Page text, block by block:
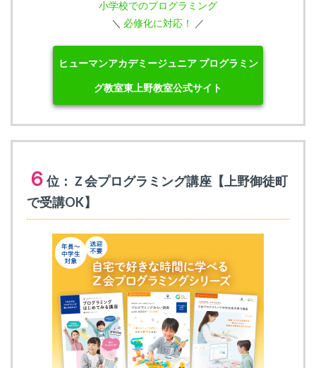
小学校でのプログラミング
＼ 必修化に対応！ ／
ヒューマンアカデミージュニア プログラミン
グ教室東上野教室公式サイト
６ 位：Ｚ会プログラミング講座【上野御徒町
で受講OK】